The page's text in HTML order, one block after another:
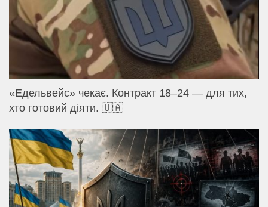
«Едельвейс» чекає. Контракт 18–24 — для тих,
хто готовий діяти. 🇺🇦